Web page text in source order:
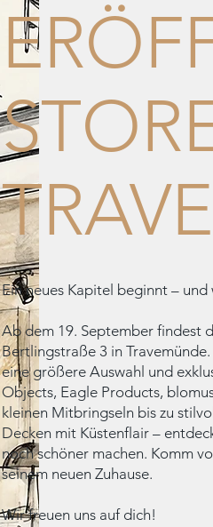
Ein neues Kapitel beginnt –
Ab dem 19. September findest
Bertlingstraße 3 in
eine größere Auswahl und
Objects, Eagle Products,
kleinen Mitbringseln bis zu
Decken mit Küstenflair –
noch schöner machen. Komm
seinem neuen Zuhause.
Wir freuen uns auf dich!